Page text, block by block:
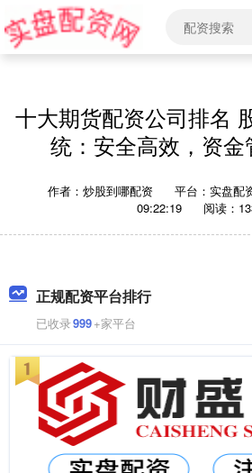
十大期货配资公司排名
统：安全高效，资
作者：炒股到哪配资 平台：实盘配
09:22:19
阅读：
正规配资平台排行
已收录999+家平台